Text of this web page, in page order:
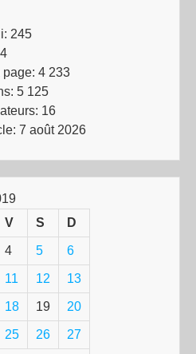
245
page: 4 233
5 125
16
7 août 2026
V S D
4 5 6
11 12 13
18 19 20
25 26 27